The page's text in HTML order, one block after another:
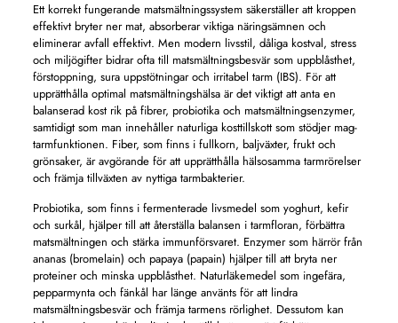
Ett korrekt fungerande matsmältningssystem säkerställer att kroppen
effektivt bryter ner mat, absorberar viktiga näringsämnen och
eliminerar avfall effektivt. Men modern livsstil, dåliga kostval, stress
och miljögifter bidrar ofta till matsmältningsbesvär som uppblåsthet,
förstoppning, sura uppstötningar och irritabel tarm (IBS). För att
upprätthålla optimal matsmältningshälsa är det viktigt att anta en
balanserad kost rik på fibrer, probiotika och matsmältningsenzymer,
samtidigt som man innehåller naturliga kosttillskott som stödjer mag-
tarmfunktionen. Fiber, som finns i fullkorn, baljväxter, frukt och
grönsaker, är avgörande för att upprätthålla hälsosamma tarmrörelser
och främja tillväxten av nyttiga tarmbakterier.
Probiotika, som finns i fermenterade livsmedel som yoghurt, kefir
och surkål, hjälper till att återställa balansen i tarmfloran, förbättra
matsmältningen och stärka immunförsvaret. Enzymer som härrör från
ananas (bromelain) och papaya (papain) hjälper till att bryta ner
proteiner och minska uppblåsthet. Naturläkemedel som ingefära,
pepparmynta och fänkål har länge använts för att lindra
matsmältningsbesvär och främja tarmens rörlighet. Dessutom kan